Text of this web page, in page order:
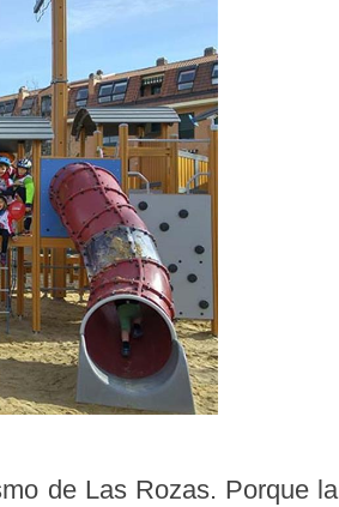
de Las Rozas. Porque la